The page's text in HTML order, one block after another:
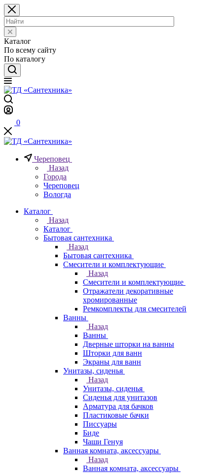
Каталог
По всему сайту
По каталогу
0
Череповец
Назад
Города
Череповец
Вологда
Каталог
Назад
Каталог
Бытовая сантехника
Назад
Бытовая сантехника
Смесители и комплектующие
Назад
Смесители и комплектующие
Отражатели декоративные
хромированные
Ремкомплекты для смесителей
Ванны
Назад
Ванны
Дверные шторки на ванны
Шторки для ванн
Экраны для ванн
Унитазы, сиденья
Назад
Унитазы, сиденья
Сиденья для унитазов
Арматура для бачков
Пластиковые бачки
Писсуары
Биде
Чаши Генуя
Ванная комната, аксессуары
Назад
Ванная комната, аксессуары